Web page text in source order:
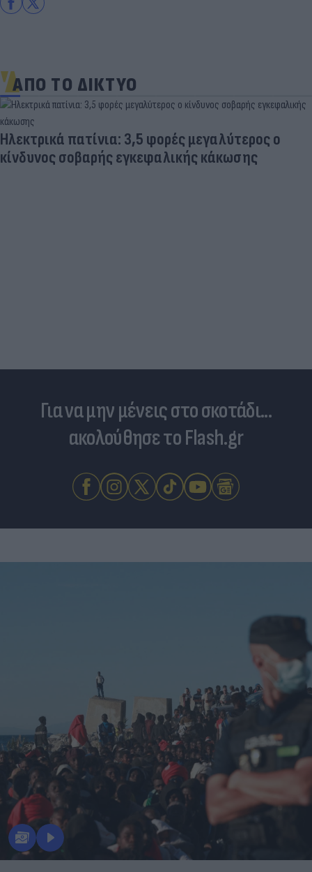
ΑΠΟ ΤΟ ΔΙΚΤΥΟ
Ηλεκτρικά πατίνια: 3,5 φορές μεγαλύτερος ο
κίνδυνος σοβαρής εγκεφαλικής κάκωσης
Για να μην μένεις στο σκοτάδι...
ακολούθησε το Flash.gr